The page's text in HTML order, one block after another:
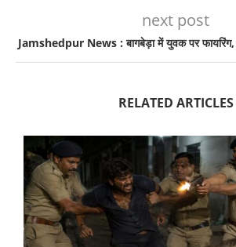
next post
Jamshedpur News : बागबेड़ा में युवक पर फायरिंग,
RELATED ARTICLES